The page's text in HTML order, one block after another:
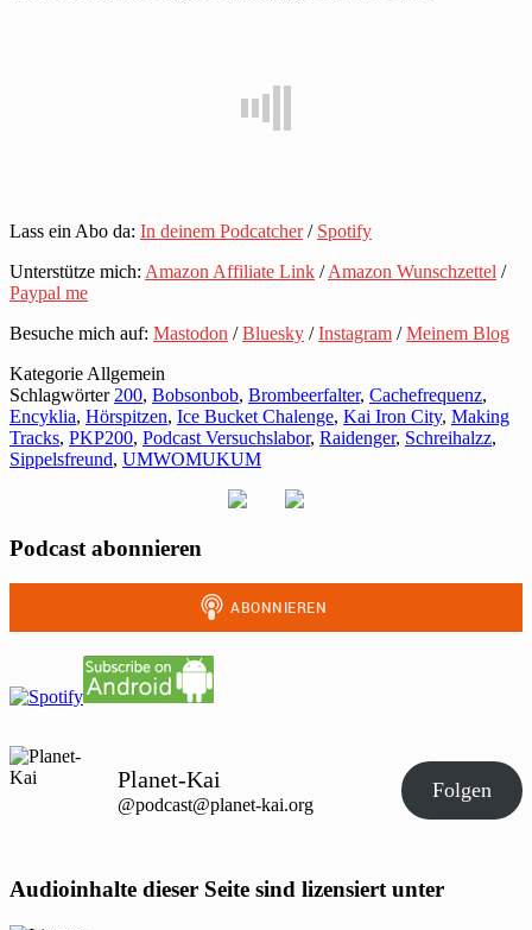
Lass ein Abo da: In deinem Podcatcher/ Spotify
Unterstütze mich: Amazon Affiliate Link /Amazon Wunschzettel /
Paypal me
Besuche mich auf: Mastodon /Bluesky /Instagram /Meinem Blog
Kategorie Allgemein
Schlagwörter 200, Bobsonbob, Brombeerfalter, Cachefrequenz,
Encyklia, Hörspitzen, Ice Bucket Chalenge, Kai Iron City, Making
Tracks, PKP200, Podcast Versuchslabor, Raidenger, Schreihalzz,
Sippelsfreund, UMWOMUKUM
Podcast abonnieren
Planet-Kai
@podcast@planet-kai.org
Folgen
Audioinhalte dieser Seite sind lizensiert unter